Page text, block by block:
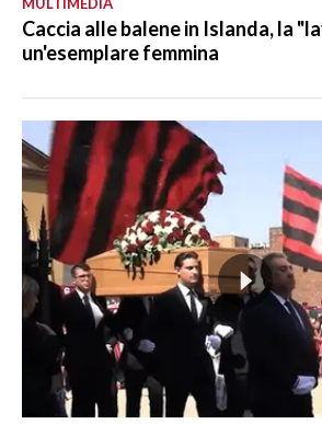
MULTIMEDIA
Caccia alle balene in Islanda, la
un'esemplare femmina